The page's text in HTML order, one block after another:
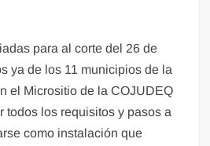
para al corte del 26 de
ya de los 11 municipios de la
el Micrositio de la COJUDEQ
todos los requisitos y pasos a
como instalación que